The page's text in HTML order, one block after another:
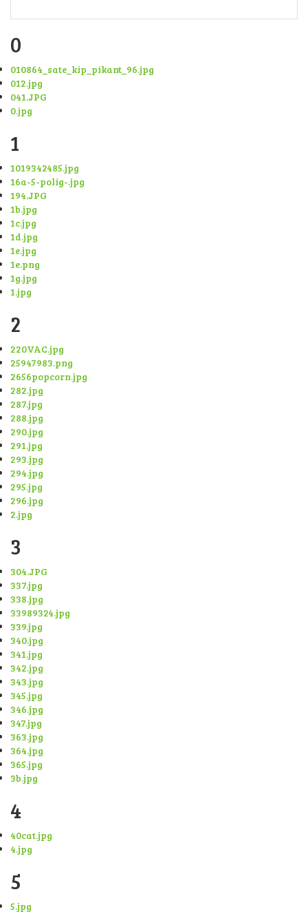
0
010864_sate_kip_pikant_96.jpg
012.jpg
041.JPG
0.jpg
1
1019342485.jpg
16a-5-polig-.jpg
194.JPG
1b.jpg
1c.jpg
1d.jpg
1e.jpg
1e.png
1g.jpg
1.jpg
2
220VAC.jpg
25947983.png
2656popcorn.jpg
282.jpg
287.jpg
288.jpg
290.jpg
291.jpg
293.jpg
294.jpg
295.jpg
296.jpg
2.jpg
3
304.JPG
337.jpg
338.jpg
33989324.jpg
339.jpg
340.jpg
341.jpg
342.jpg
343.jpg
345.jpg
346.jpg
347.jpg
363.jpg
364.jpg
365.jpg
3b.jpg
4
40cat.jpg
4.jpg
5
5.jpg